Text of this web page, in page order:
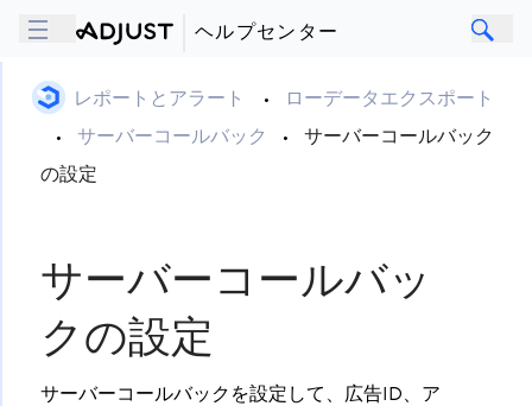
ヘルプセンター
レポートとアラート •
ローデータエクスポート
•
サーバーコールバック •
サーバーコールバック
の設定
サーバーコールバッ
クの設定
サーバーコールバックを設定して、広告ID、ア